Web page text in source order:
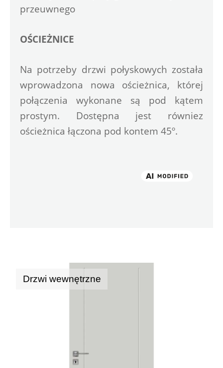
przeuwnego
OŚCIEŻNICE
Na potrzeby drzwi połyskowych została
wprowadzona nowa ościeżnica, której
połączenia wykonane są pod kątem
prostym. Dostępna jest równiez
ościeżnica łączona pod kontem 45º.
Drzwi wewnętrzne